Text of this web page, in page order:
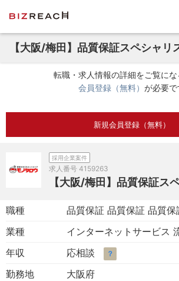
【大阪/梅田】品質保証スペシャリ
転職・求人情報の詳細をご覧に
会員登録（無料） が必要で
新規会員登録（無料）
採用企業案件
求人番号 4159263
【大阪/梅田】品質保証ス
職種
品質保証 品質保証 品質保
業種
インターネットサービス
年収
応相談 ？
勤務地 大阪府